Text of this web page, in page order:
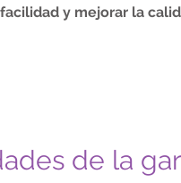
y mejorar la
de la